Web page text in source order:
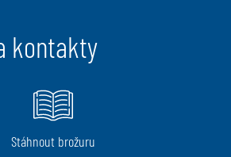
kontakty
Stáhnout brožuru